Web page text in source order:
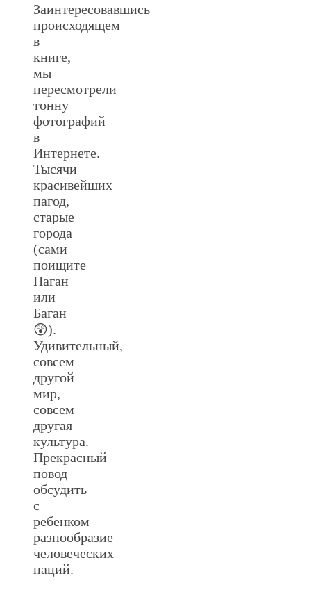
Заинтересовавшись
происходящем
в
книге,
мы
пересмотрели
тонну
фотографий
в
Интернете.
Тысячи
красивейших
пагод,
старые
города
(сами
поищите
Паган
или
Баган
😲).
Удивительный,
совсем
другой
мир,
совсем
другая
культура.
Прекрасный
повод
обсудить
с
ребенком
разнообразие
человеческих
наций.